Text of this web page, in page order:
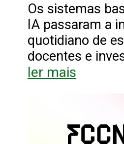
Os sistemas
IA passaram a
quotidiano de
docentes e
ler mais